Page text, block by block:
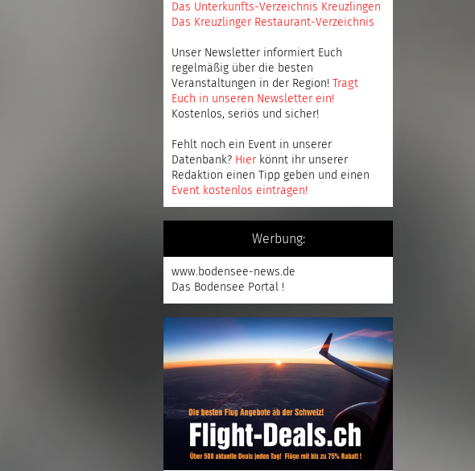
Das Unterkunfts-Verzeichnis Kreuzlingen
Das Kreuzlinger Restaurant-Verzeichnis
Unser Newsletter informiert Euch
regelmäßig über die besten
Veranstaltungen in der Region! Tragt
Euch in unseren Newsletter ein!
Kostenlos, seriös und sicher!
Fehlt noch ein Event in unserer
Datenbank? Hier könnt ihr unserer
Redaktion einen Tipp geben und einen
Event kostenlos eintragen!
Werbung:
www.bodensee-news.de
Das Bodensee Portal !